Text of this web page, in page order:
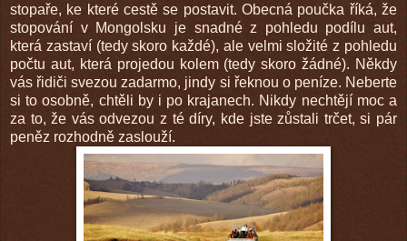
stopaře, ke které cestě se postavit. Obecná poučka říká, že
stopování v Mongolsku je snadné z pohledu podílu aut,
která zastaví (tedy skoro každé), ale velmi složité z pohledu
počtu aut, která projedou kolem (tedy skoro žádné). Někdy
vás řidiči svezou zadarmo, jindy si řeknou o peníze. Neberte
si to osobně, chtěli by i po krajanech. Nikdy nechtějí moc a
za to, že vás odvezou z té díry, kde jste zůstali trčet, si pár
peněz rozhodně zaslouží.